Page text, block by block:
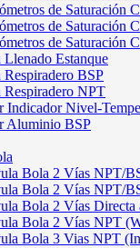
de Saturación
de Saturación
de Saturación
Llenado Estanque
Respiradero BSP
Respiradero NPT
Indicador Nivel-
Aluminio BSP
Bola 2 Vías NPT/
Bola 2 Vías NPT/
Bola 2 Vías Directa
Bola 2 Vías NPT
Bola 3 Vias NPT